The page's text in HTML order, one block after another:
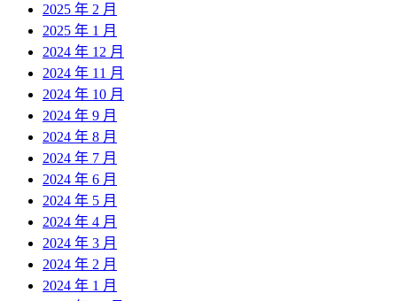
2025 年 2 月
2025 年 1 月
2024 年 12 月
2024 年 11 月
2024 年 10 月
2024 年 9 月
2024 年 8 月
2024 年 7 月
2024 年 6 月
2024 年 5 月
2024 年 4 月
2024 年 3 月
2024 年 2 月
2024 年 1 月